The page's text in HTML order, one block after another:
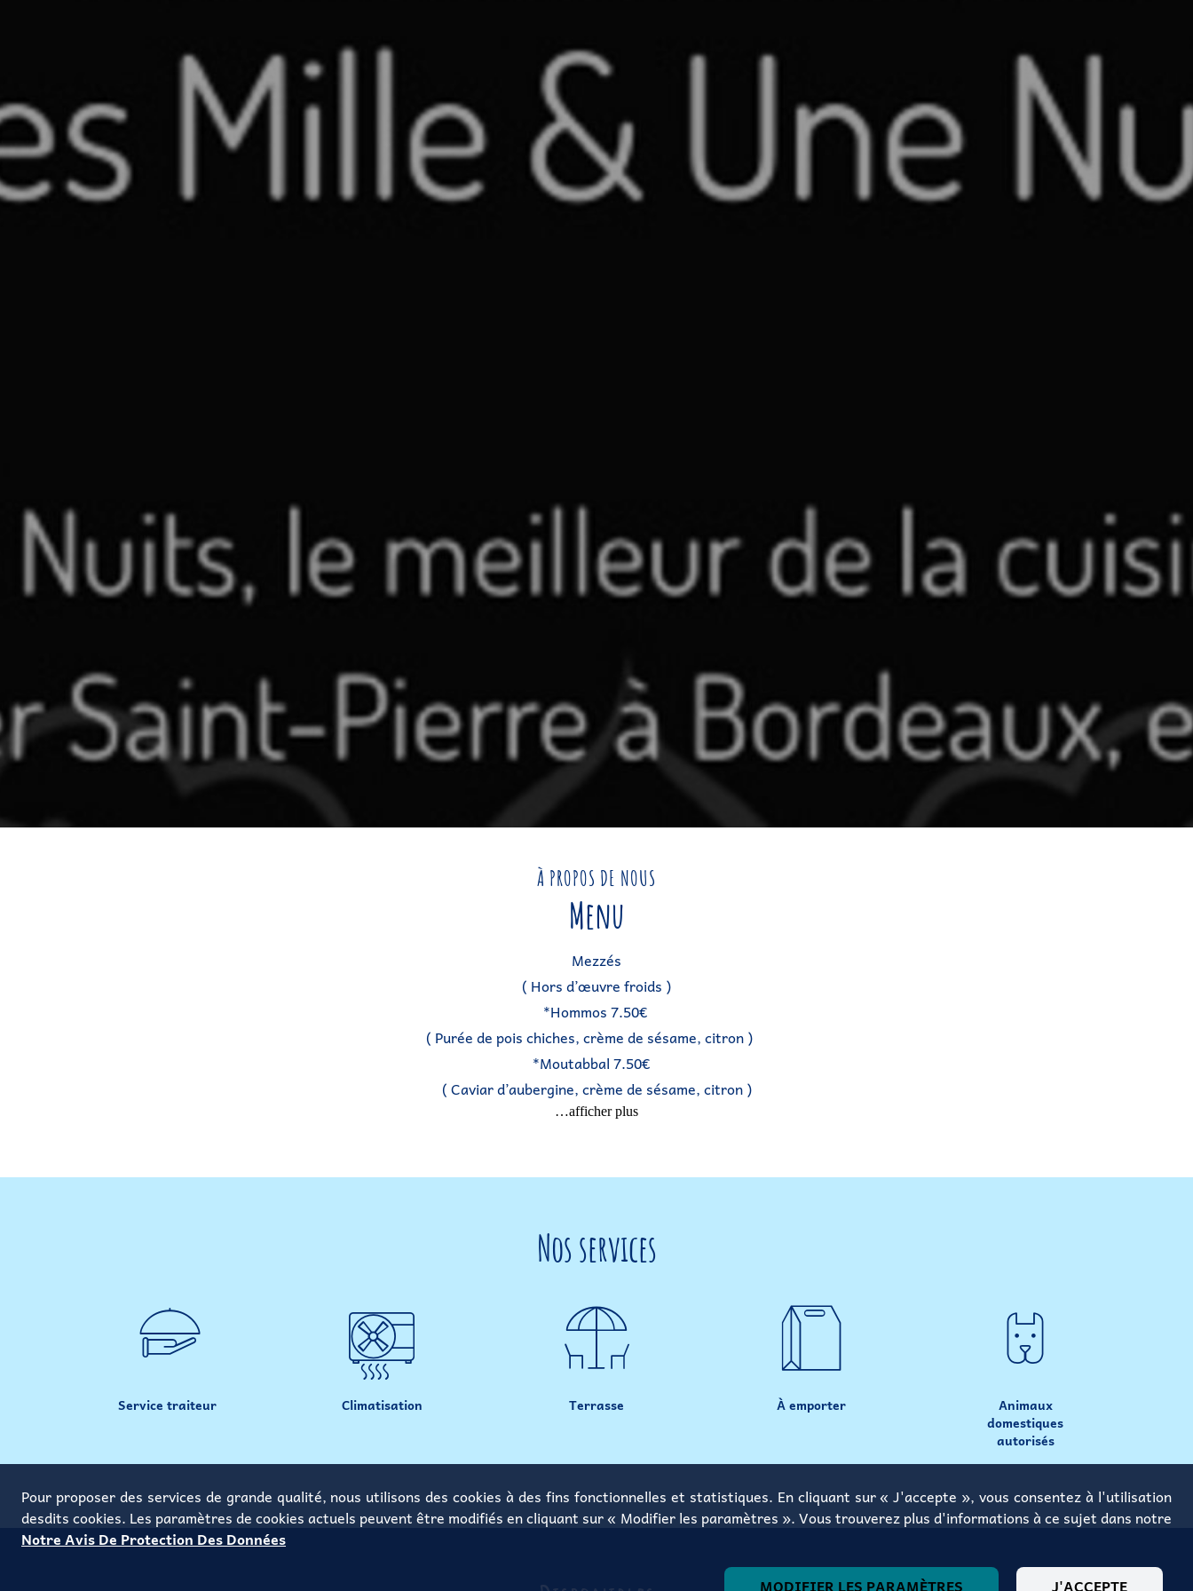
À PROPOS DE NOUS
Menu
Mezzés
( Hors d’œuvre froids )
*Hommos 7.50€
( Purée de pois chiches, crème de sésame, citron )
*Moutabbal 7.50€
( Caviar d’aubergine, crème de sésame, citron )
…afficher plus
Nos services
Service traiteur Climatisation Terrasse À emporter
Animaux
domestiques
autorisés
Pour proposer des services de grande qualité, nous utilisons des cookies à des fins fonctionnelles et statistiques. En cliquant sur « J'accepte », vous consentez à l'utilisation
desdits cookies. Les paramètres de cookies actuels peuvent être modifiés en cliquant sur « Modifier les paramètres ». Vous trouverez plus d'informations à ce sujet dans notre
Notre Avis De Protection Des Données
MODIFIER LES PARAMÈTRES J'ACCEPTE